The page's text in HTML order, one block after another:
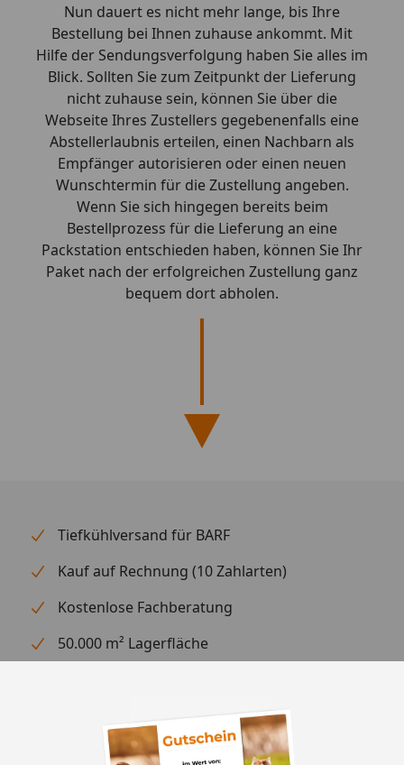
Nun dauert es nicht mehr lange, bis Ihre
Bestellung bei Ihnen zuhause ankommt. Mit
Hilfe der Sendungsverfolgung haben Sie alles im
Blick. Sollten Sie zum Zeitpunkt der Lieferung
nicht zuhause sein, können Sie über die
Webseite Ihres Zustellers gegebenenfalls eine
Abstellerlaubnis erteilen, einen Nachbarn als
Empfänger autorisieren oder einen neuen
Wunschtermin für die Zustellung angeben.
Wenn Sie sich hingegen bereits beim
Bestellprozess für die Lieferung an eine
Packstation entschieden haben, können Sie Ihr
Paket nach der erfolgreichen Zustellung ganz
bequem dort abholen.
Tiefkühlversand für BARF
Kauf auf Rechnung (10 Zahlarten)
Kostenlose Fachberatung
50.000 m² Lagerfläche